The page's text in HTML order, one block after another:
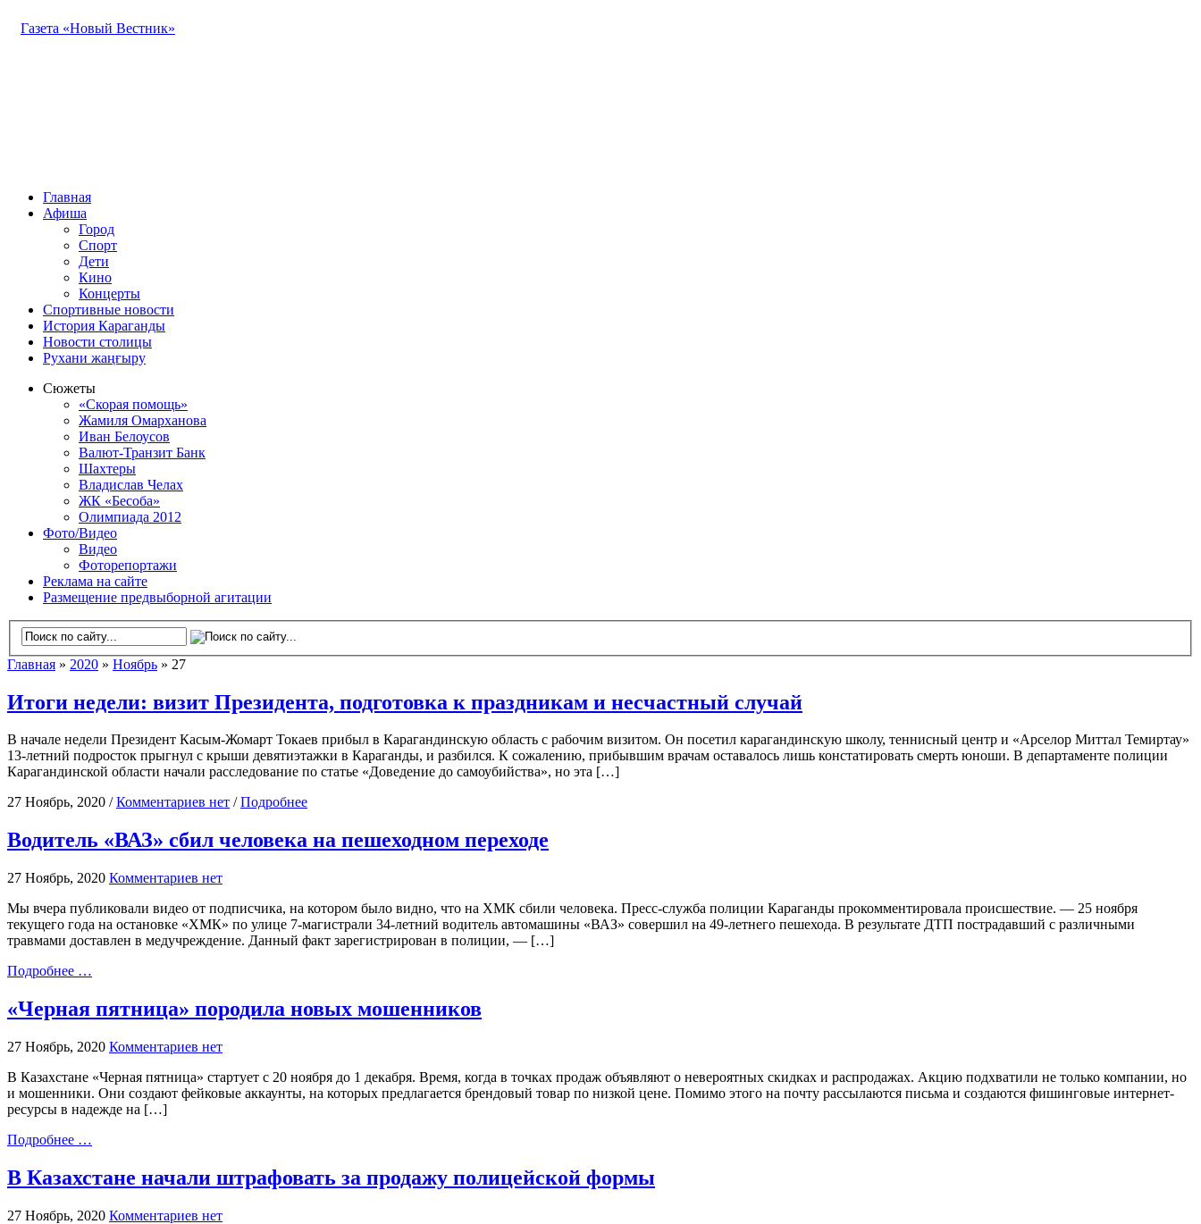
Газета «Новый Вестник»
Главная
Афиша
Город
Спорт
Дети
Кино
Концерты
Спортивные новости
История Караганды
Новости столицы
Рухани жаңғыру
Сюжеты
«Скорая помощь»
Жамиля Омарханова
Иван Белоусов
Валют-Транзит Банк
Шахтеры
Владислав Челах
ЖК «Бесоба»
Олимпиада 2012
Фото/Видео
Видео
Фоторепортажи
Реклама на сайте
Размещение предвыборной агитации
Главная » 2020 » Ноябрь » 27
Итоги недели: визит Президента, подготовка к праздникам и несчастный случай
В начале недели Президент Касым-Жомарт Токаев прибыл в Карагандинскую область с рабочим визитом. Он посетил карагандинскую школу, теннисный центр и «Арселор Миттал Темиртау»
13-летний подросток прыгнул с крыши девятиэтажки в Караганды, и разбился. К сожалению, прибывшим врачам оставалось лишь констатировать смерть юноши. В департаменте полиции
Карагандинской области начали расследование по статье «Доведение до самоубийства», но эта […]
27 Ноябрь, 2020 /Комментариев нет /Подробнее
Водитель «ВАЗ» сбил человека на пешеходном переходе
27 Ноябрь, 2020 Комментариев нет
Мы вчера публиковали видео от подписчика, на котором было видно, что на ХМК сбили человека. Пресс-служба полиции Караганды прокомментировала происшествие. — 25 ноября
текущего года на остановке «ХМК» по улице 7-магистрали 34-летний водитель автомашины «ВАЗ» совершил на 49-летнего пешехода. В результате ДТП пострадавший с различными
травмами доставлен в медучреждение. Данный факт зарегистрирован в полиции, — […]
Подробнее …
«Черная пятница» породила новых мошенников
27 Ноябрь, 2020 Комментариев нет
В Казахстане «Черная пятница» стартует с 20 ноября до 1 декабря. Время, когда в точках продаж объявляют о невероятных скидках и распродажах. Акцию подхватили не только компании, но
и мошенники. Они создают фейковые аккаунты, на которых предлагается брендовый товар по низкой цене. Помимо этого на почту рассылаются письма и создаются фишинговые интернет-
ресурсы в надежде на […]
Подробнее …
В Казахстане начали штрафовать за продажу полицейской формы
27 Ноябрь, 2020 Комментариев нет